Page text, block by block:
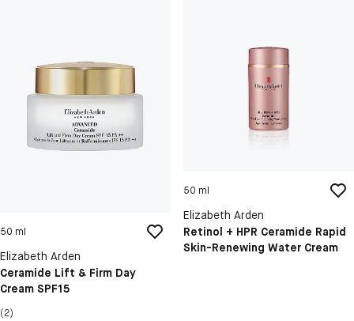
50 ml
Elizabeth Arden
Ceramide Lift & Firm Day
Cream SPF15
(2)
50 ml
Elizabeth Arden
Retinol + HPR Ceramide Rapid
Skin-Renewing Water Cream